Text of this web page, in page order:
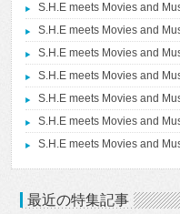
S.H.E meets Movies and
S.H.E meets Movies and
S.H.E meets Movies and
S.H.E meets Movies and
S.H.E meets Movies and
S.H.E meets Movies and
S.H.E meets Movies and
最近の特集記事